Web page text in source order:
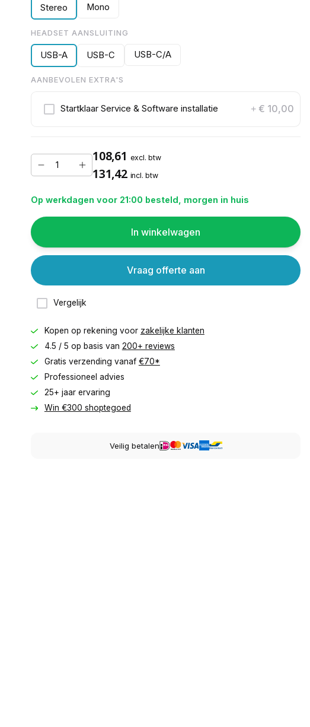
Stereo Mono
HEADSET AANSLUITING
USB-A USB-C USB-C/A
AANBEVOLEN EXTRA'S
Startklaar Service & Software installatie + € 10,00
108,61 excl. btw
131,42 incl. btw
Op werkdagen voor 21:00 besteld, morgen in huis
In winkelwagen
Vergelijk
Vraag offerte aan
Kopen op rekening voor zakelijke klanten
4.5 / 5 op basis van 200+ reviews
Gratis verzending vanaf €70*
Professioneel advies
25+ jaar ervaring
Win €300 shoptegoed
Veilig betalen